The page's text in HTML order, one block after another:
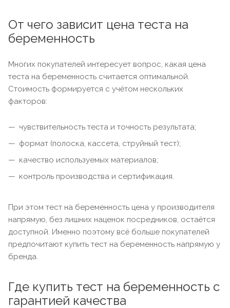
От чего зависит цена теста на
беременность
Многих покупателей интересует вопрос, какая цена
теста на беременность считается оптимальной.
Стоимость формируется с учётом нескольких
факторов:
чувствительность теста и точность результата;
формат (полоска, кассета, струйный тест);
качество используемых материалов;
контроль производства и сертификация.
При этом тест на беременность цена у производителя
напрямую, без лишних наценок посредников, остаётся
доступной. Именно поэтому всё больше покупателей
предпочитают купить тест на беременность напрямую у
бренда.
Где купить тест на беременность с
гарантией качества